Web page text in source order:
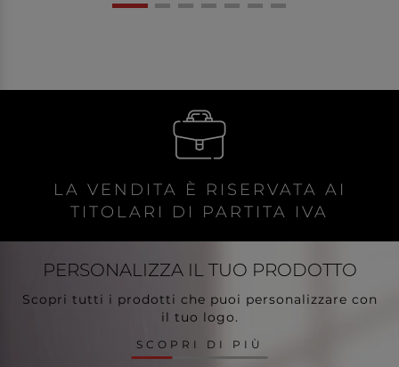
LA VENDITA È RISERVATA AI
TITOLARI DI PARTITA IVA
PERSONALIZZA IL TUO PRODOTTO
Scopri tutti i prodotti che puoi personalizzare con
il tuo logo.
SCOPRI DI PIÙ